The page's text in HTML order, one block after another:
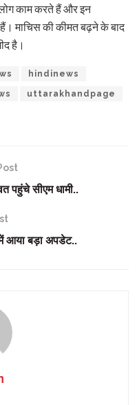
काम करते हैं और इन
माचिस की कीमत बढ़ने के बाद
है।
hindinews
uttarakhandpage
पहुंचे सीएम धामी..
में आया बड़ा अपडेट..